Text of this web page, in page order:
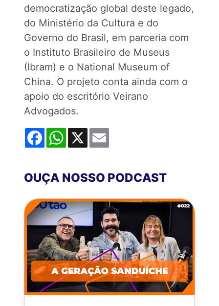
democratização global deste legado,
do Ministério da Cultura e do
Governo do Brasil, em parceria com
o Instituto Brasileiro de Museus
(Ibram) e o National Museum of
China. O projeto conta ainda com o
apoio do escritório Veirano
Advogados.
FacebookWhatsApp
X
OUÇA NOSSO PODCAST